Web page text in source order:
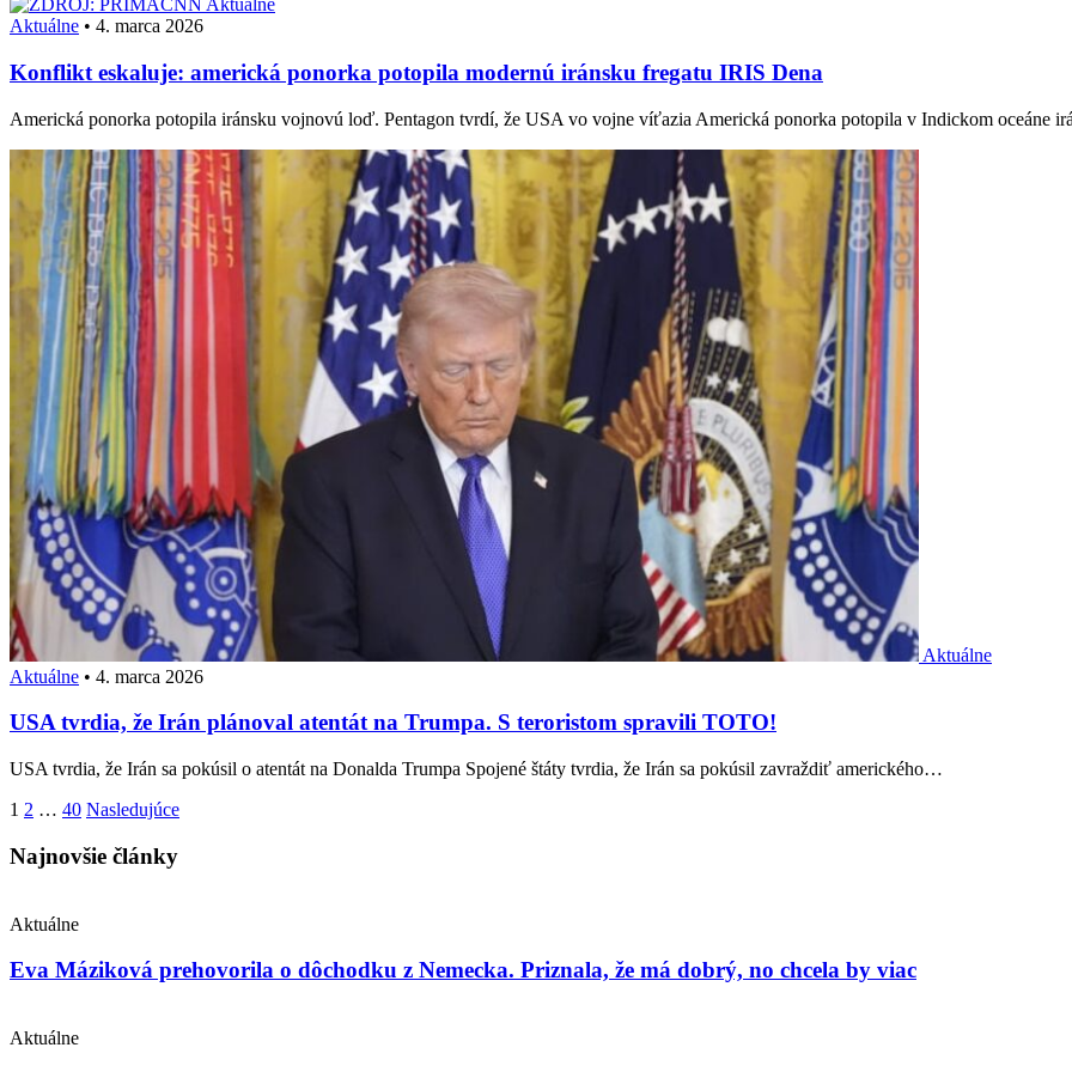
Aktuálne
Aktuálne • 4. marca 2026
Konflikt eskaluje: americká ponorka potopila modernú iránsku fregatu IRIS Dena
Americká ponorka potopila iránsku vojnovú loď. Pentagon tvrdí, že USA vo vojne víťazia Americká ponorka potopila v Indickom oceáne
Aktuálne
Aktuálne • 4. marca 2026
USA tvrdia, že Irán plánoval atentát na Trumpa. S teroristom spravili TOTO!
USA tvrdia, že Irán sa pokúsil o atentát na Donalda Trumpa Spojené štáty tvrdia, že Irán sa pokúsil zavraždiť amerického…
Stránkovanie
príspevkov
1 2 … 40 Nasledujúce
Najnovšie články
Aktuálne
Eva Máziková prehovorila o dôchodku z Nemecka. Priznala, že má dobrý, no chcela by viac
Aktuálne